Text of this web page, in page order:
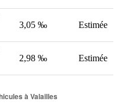
3,05 ‰ Estimée
2,98 ‰ Estimée